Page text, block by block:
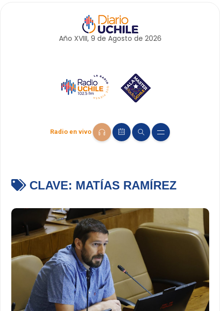
Año XVIII, 9 de Agosto de 2026
Radio en vivo
CLAVE: MATÍAS RAMÍREZ